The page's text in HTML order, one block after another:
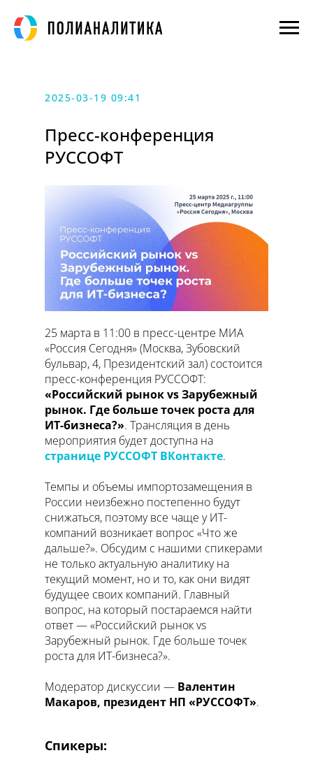
2025-03-19 09:41
Пресс-конференция
РУССОФТ
25 марта в 11:00 в пресс-центре МИА
«Россия Сегодня» (Москва, Зубовский
бульвар, 4, Президентский зал) состоится
пресс-конференция РУССОФТ:
«Российский рынок vs Зарубежный
рынок. Где больше точек роста для
ИТ-бизнеса?». Трансляция в день
мероприятия будет доступна на
странице РУССОФТ ВКонтакте.
Темпы и объемы импортозамещения в
России неизбежно постепенно будут
снижаться, поэтому все чаще у ИТ-
компаний возникает вопрос «Что же
дальше?». Обсудим с нашими спикерами
не только актуальную аналитику на
текущий момент, но и то, как они видят
будущее своих компаний. Главный
вопрос, на который постараемся найти
ответ — «Российский рынок vs
Зарубежный рынок. Где больше точек
роста для ИТ-бизнеса?».
Модератор дискуссии — Валентин
Макаров, президент НП «РУССОФТ».
Спикеры: